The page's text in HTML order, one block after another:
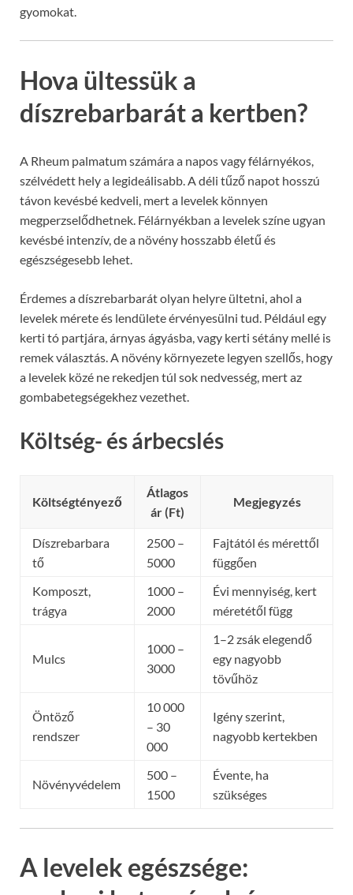
gyomokat.
Hova ültessük a
díszrebarbarát a kertben?
A Rheum palmatum számára a napos vagy félárnyékos,
szélvédett hely a legideálisabb. A déli tűző napot hosszú
távon kevésbé kedveli, mert a levelek könnyen
megperzselődhetnek. Félárnyékban a levelek színe ugyan
kevésbé intenzív, de a növény hosszabb életű és
egészségesebb lehet.
Érdemes a díszrebarbarát olyan helyre ültetni, ahol a
levelek mérete és lendülete érvényesülni tud. Például egy
kerti tó partjára, árnyas ágyásba, vagy kerti sétány mellé is
remek választás. A növény környezete legyen szellős, hogy
a levelek közé ne rekedjen túl sok nedvesség, mert az
gombabetegségekhez vezethet.
Költség- és árbecslés
Költségtényező
Átlagos
ár (Ft)
Megjegyzés
Díszrebarbara
tő
2500 –
5000
Fajtától és mérettől
függően
Komposzt,
trágya
1000 –
2000
Évi mennyiség, kert
méretétől függ
Mulcs
1000 –
3000
1–2 zsák elegendő
egy nagyobb
tövűhöz
Öntöző
rendszer
10 000
– 30
000
Igény szerint,
nagyobb kertekben
Növényvédelem
500 –
1500
Évente, ha
szükséges
A levelek egészsége: